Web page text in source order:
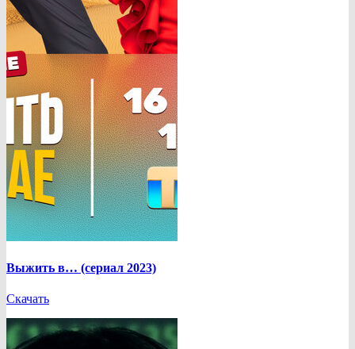
Выжить в… (сериал 2023)
Скачать